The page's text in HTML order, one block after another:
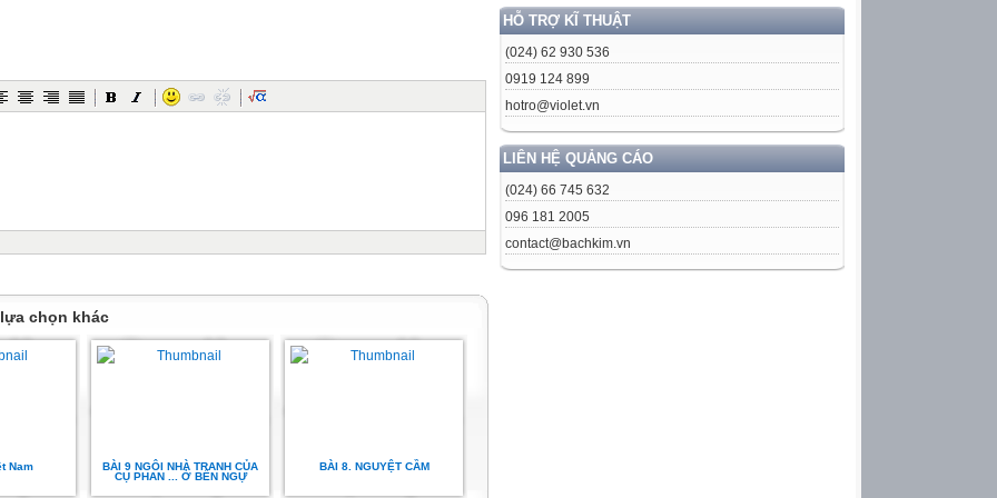
HỖ TRỢ KĨ THUẬT
(024) 62 930 536
0919 124 899
hotro@violet.vn
LIÊN HỆ QUẢNG CÁO
(024) 66 745 632
096 181 2005
contact@bachkim.vn
bố cục của văn bản
nhân vật “em” trong
có ý nghĩa gì?
từ phương Tây. Điều này làm cho
thất vọng, bởi vì nét đẹp mộc mạc, bình
chọn khác
Nam
BÀI 9 NGÔI NHÀ TRANH CỦA
CỤ PHAN ... Ở BẾN NGỰ
BÀI 8. NGUYỆT CẦM